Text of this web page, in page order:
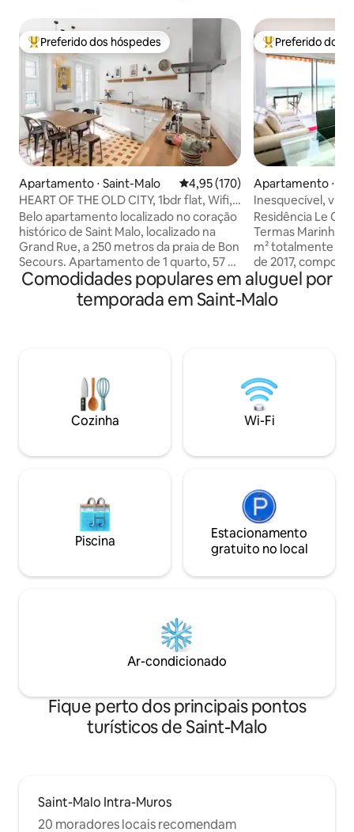
Entre os melhores preferidos dos hóspedes
Preferido dos hóspedes
Apartamento ⋅ Saint-Malo 4,95 de uma avaliação média de
4,95 (170)
HEART OF THE OLD CITY, 1bdr flat, Wifi,
Elevador
Belo apartamento localizado no coração
histórico de Saint Malo, localizado na
Grand Rue, a 250 metros da praia de Bon
Secours. Apartamento de 1 quarto, 57 m
² para 2 a 4 hóspedes. Wi-Fi gratuito,
lençóis e toalhas. Bem equipado para
uma família, incluindo criança ou bebê.
antigo dentro do elevador.
Estacionamento gratuito no pátio do
prédio (se houver espaço disponível)
Entre os
Preferido dos
Apartamento ⋅
Inesquecível,
tudo a pé, parque
Residência Le
Termas
m² totalmente
de 2017,
equipada aberta
vista para o mar,
para o mar, 1
praia de Saint
menos de 15
Muros e nas
Courtoisvilles.
Comodidades populares em aluguel por
temporada em Saint-Malo
Cozinha Wi-Fi
Piscina
Estacionamento
gratuito no local
Ar-condicionado
Fique perto dos principais pontos
turísticos de Saint-Malo
Saint-Malo Intra-Muros
20 moradores locais recomendam